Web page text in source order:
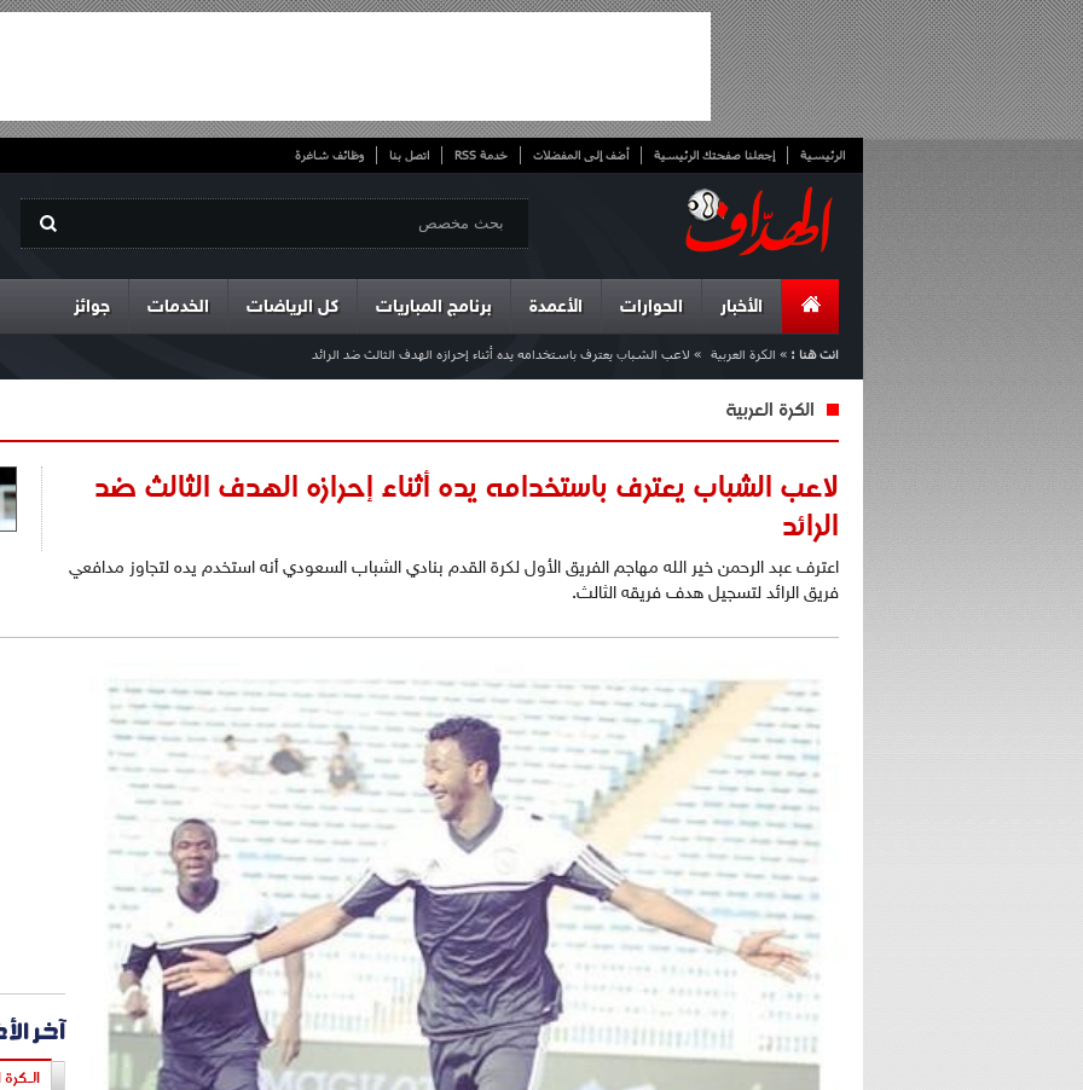
الرئيسية إجعلنا صفحتك الرئيسية أضف إلى المفضلات خدمة RSS اتصل بنا وظائف شاغرة
الأخبار الحوارات الأعمدة برنامج المباريات كل الرياضات الخدمات جوائز
انت هنا : » الكرة العربية » لاعب الشباب يعترف باستخدامه يده أثناء إحرازه الهدف الثالث ضد الرائد
الكرة العربية
لاعب الشباب يعترف باستخدامه يده أثناء إحرازه الهدف الثالث ضد
الرائد
اعترف عبد الرحمن خير الله مهاجم الفريق الأول لكرة القدم بنادي الشباب السعودي أنه استخدم يده لتجاوز مدافعي
فريق الرائد لتسجيل هدف فريقه الثالث.
آخر
الـكرة